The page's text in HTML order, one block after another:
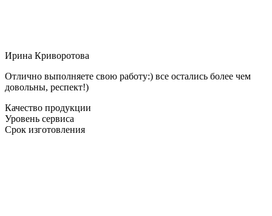
Ирина Криворотова
Отлично выполняете свою работу:) все остались более чем
довольны, респект!)
Качество продукции
Уровень сервиса
Срок изготовления